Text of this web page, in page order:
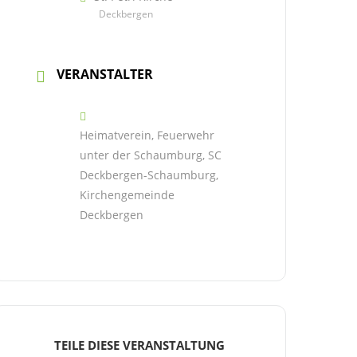
Deckbergen
VERANSTALTER
Heimatverein, Feuerwehr
unter der Schaumburg, SC
Deckbergen-Schaumburg,
Kirchengemeinde
Deckbergen
TEILE DIESE VERANSTALTUNG